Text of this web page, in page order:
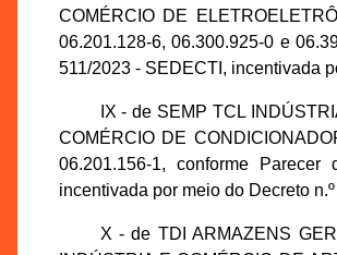
COMÉRCIO DE
06.201.128-6, 06.300.925-0 e
511/2023 - SEDECTI, incentivada
IX - de SEMP TCL
COMÉRCIO DE
06.201.156-1, conforme
incentivada por meio do Decreto
X - de TDI ARMAZENS